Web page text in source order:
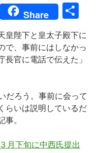
H
Share
皇陛下と皇太子殿下に
で、事前にはしなかっ
官に電話で伝えた」
だろう。事前に会って
らいは説明しているだ
。
月下旬に中西氏提出